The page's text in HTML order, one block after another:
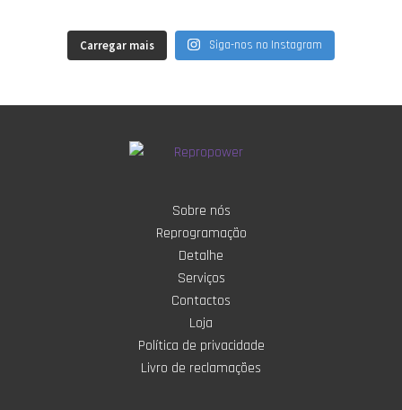
Carregar mais Siga-nos no Instagram
Sobre nós
Reprogramação
Detalhe
Serviços
Contactos
Loja
Política de privacidade
Livro de reclamações